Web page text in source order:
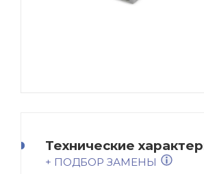
Технические
+ ПОДБОР ЗАМЕНЫ